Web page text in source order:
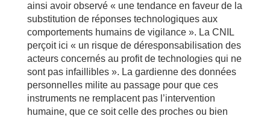
ainsi avoir observé « une tendance en faveur de la
substitution de réponses technologiques aux
comportements humains de vigilance ». La CNIL
perçoit ici « un risque de déresponsabilisation des
acteurs concernés au profit de technologies qui ne
sont pas infaillibles ». La gardienne des données
personnelles milite au passage pour que ces
instruments ne remplacent pas l’intervention
humaine, que ce soit celle des proches ou bien